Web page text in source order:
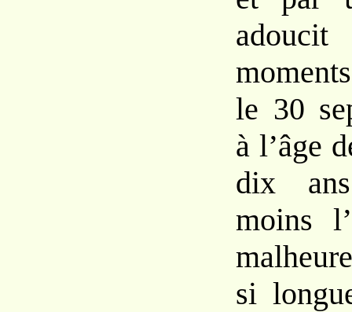
le 30
à l’âge
dix
moins
si